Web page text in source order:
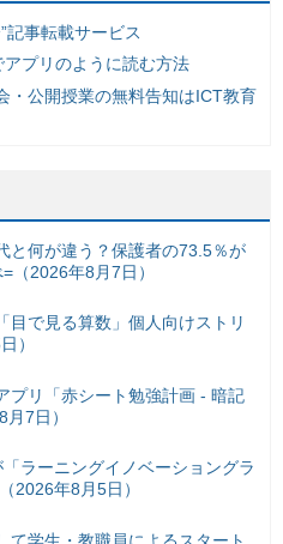
記事転載サービス
プリのように読む方法
・公開授業の無料告知はICT教育
と何が違う？保護者の73.5％が
（2026年8月7日）
目で見る算数」個人向けストリ
）
プリ「赤シート勉強計画 - 暗記
7日）
ラーニングイノベーショングラ
2026年8月5日）